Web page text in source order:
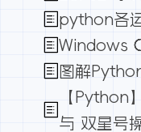
python各
Windows
图解
【Python
与 双星号